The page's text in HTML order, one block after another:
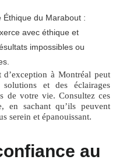
Éthique du Marabout :
avec éthique et
impossibles ou
à Montréal peut
et des éclairages
de votre vie. Consultez ces
en sachant qu’ils peuvent
serein et épanouissant.
au